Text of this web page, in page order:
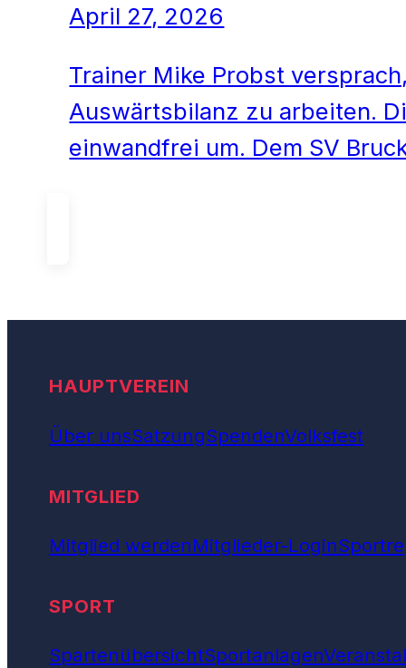
April 27, 2026
Trainer Mike Probst
Auswärtsbilanz zu arbeiten.
einwandfrei um. Dem SV
HAUPTVEREIN
Über unsSatzungSpendenVolksfest
MITGLIED
Mitglied werdenMitglieder-Login
SPORT
SpartenübersichtSportanlagen